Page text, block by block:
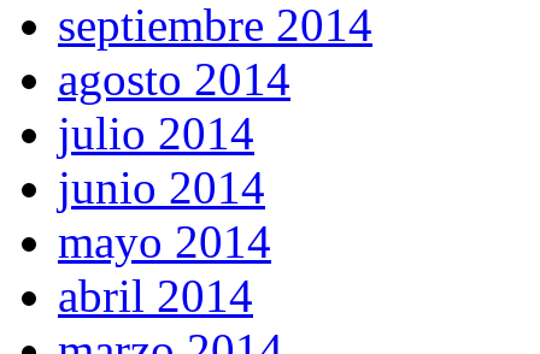
septiembre 2014
agosto 2014
julio 2014
junio 2014
mayo 2014
abril 2014